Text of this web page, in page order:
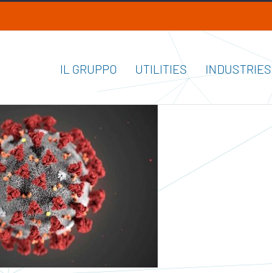
IL GRUPPO UTILITIES INDUSTRIES